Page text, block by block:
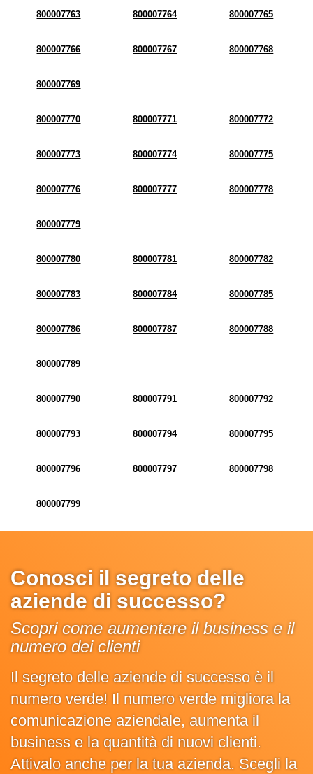
800007763 800007764 800007765
800007766 800007767 800007768
800007769
800007770 800007771 800007772
800007773 800007774 800007775
800007776 800007777 800007778
800007779
800007780 800007781 800007782
800007783 800007784 800007785
800007786 800007787 800007788
800007789
800007790 800007791 800007792
800007793 800007794 800007795
800007796 800007797 800007798
800007799
Conosci il segreto delle
aziende di successo?
Scopri come aumentare il business e il
numero dei clienti
Il segreto delle aziende di successo è il
numero verde! Il numero verde migliora la
comunicazione aziendale, aumenta il
business e la quantità di nuovi clienti.
Attivalo anche per la tua azienda. Scegli la